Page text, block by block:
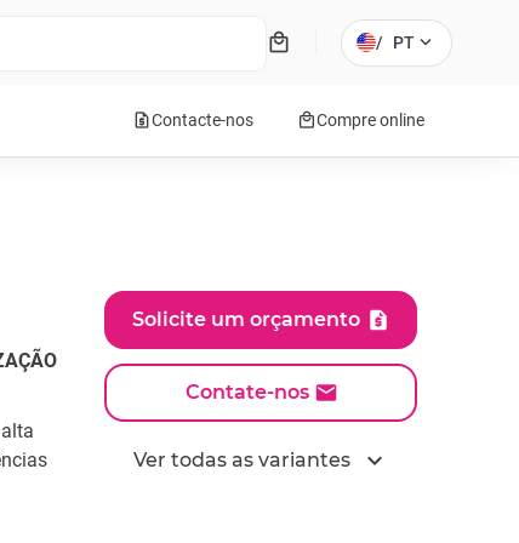
local_mall / PT expand_more
request_quoteContacte-nos local_mallCompre online
Solicite um orçamento
Contate-nos
Ver todas as variantes expand_more